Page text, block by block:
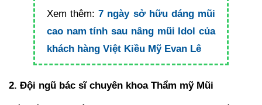
Xem thêm:7 ngày sở hữu dáng mũi
cao nam tính sau nâng mũi Idol của
khách hàng Việt Kiều Mỹ Evan Lê
2. Đội ngũ bác sĩ chuyên khoa Thẩm mỹ Mũi